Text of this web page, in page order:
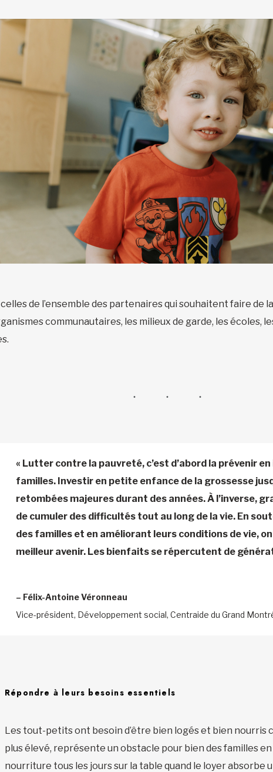
de l’ensemble des partenaires qui souhaitent faire
communautaires, les milieux de garde, les écoles,
« Lutter contre la pauvreté, c’est d’abord la prévenir
familles. Investir en petite enfance de la grossesse
retombées majeures durant des années. À l’inverse,
de cumuler des difficultés tout au long de la vie. En
des familles et en améliorant leurs conditions de vie,
meilleur avenir. Les bienfaits se répercutent de
– Félix-Antoine Véronneau
Vice-président, Développement social, Centraide du Grand
Répondre à leurs besoins essentiels
Les tout-petits ont besoin d’être bien logés et bien nourris
plus élevé, représente un obstacle pour bien des familles
nourriture tous les jours sur la table quand le loyer